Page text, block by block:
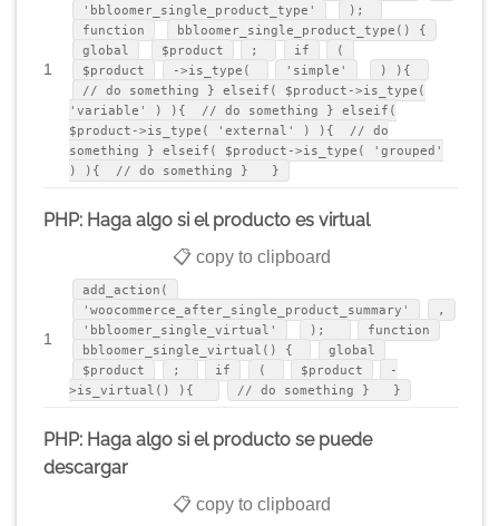
1
'bbloomer_single_product_type'
);
function
bbloomer_single_product_type() {
global
$product ; if
(
$product
->is_type( 'simple'
) ){
// do something } elseif( $product->is_type(
'variable' ) ){ // do something } elseif(
$product->is_type( 'external' ) ){ // do
something } elseif( $product->is_type( 'grouped'
) ){ // do something } }
PHP: Haga algo si el producto es virtual
📋 copy to clipboard
1
add_action(
'woocommerce_after_single_product_summary'
,
'bbloomer_single_virtual'
);
function
bbloomer_single_virtual() {
global
$product
; if ( $product
-
>is_virtual() ){
// do something } }
PHP: Haga algo si el producto se puede
descargar
📋 copy to clipboard